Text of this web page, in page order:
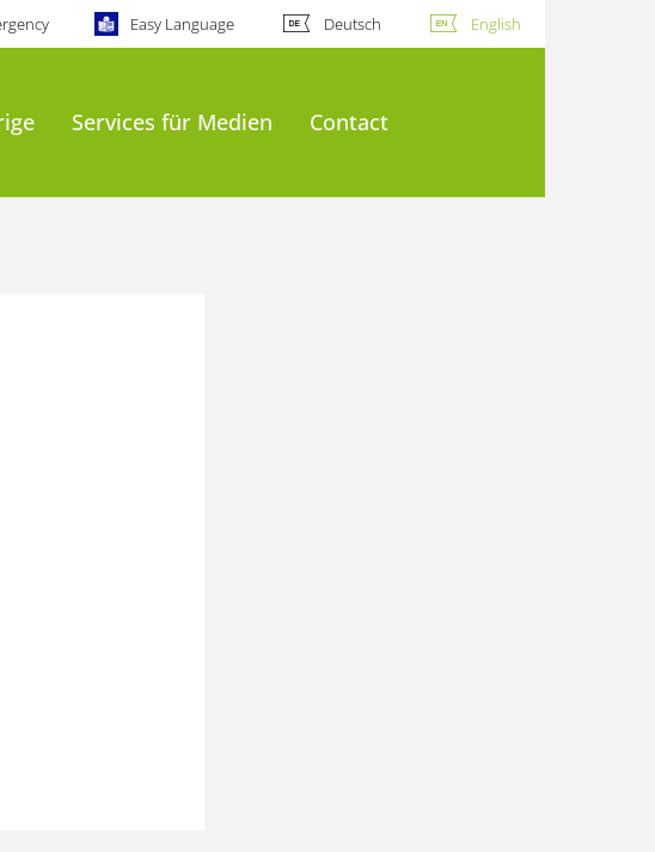
Easy Language Deutsch English
Services für Medien Contact